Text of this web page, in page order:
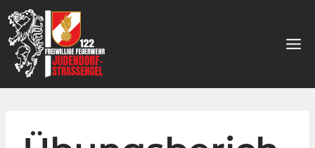
Zum
Inhalt
springen